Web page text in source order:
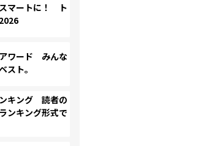
マートに！ ト
ワード みんな
スト。
キング 読者の
ンキング形式で